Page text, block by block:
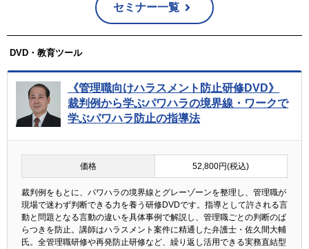
セミナー一覧
DVD・教育ツール
《管理職向けハラスメント防止研修DVD》
裁判例から学ぶパワハラの境界線・ワークで
学ぶパワハラ防止の指導法
価格 52,800円(税込)
裁判例をもとに、パワハラの境界線とグレーゾーンを整理し、管理職が
現場で迷わず判断できる力を養う研修DVDです。指導として許される言
動と問題となる言動の違いを具体事例で解説し、管理職ごとの判断のば
らつきを防止。講師はハラスメント案件に精通した弁護士・佐久間大輔
氏。全管理職研修や再発防止研修など、繰り返し活用できる実務直結型